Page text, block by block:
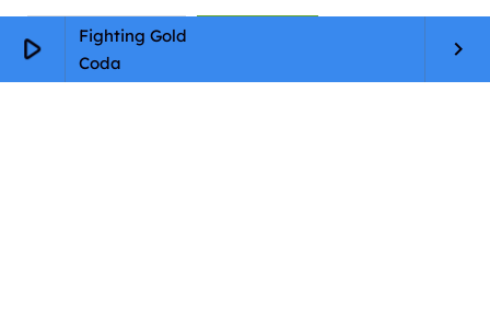
play_arrow
Fighting Gold
Coda
keyboard_arrow_right
🦊Qui sommes-nous ?
📄
Mentions légales
Paramètres Cookie